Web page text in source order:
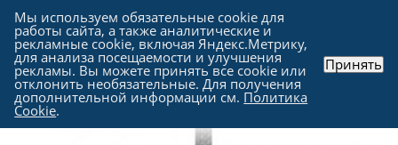
Каталог - Периферия - Компьютерные мыши
Мы используем обязательные cookie для
работы сайта, а также аналитические и
рекламные cookie, включая Яндекс.Метрику,
для анализа посещаемости и улучшения
рекламы. Вы можете принять все cookie или
отклонить необязательные. Для получения
дополнительной информации см. Политика
Cookie.
Принять